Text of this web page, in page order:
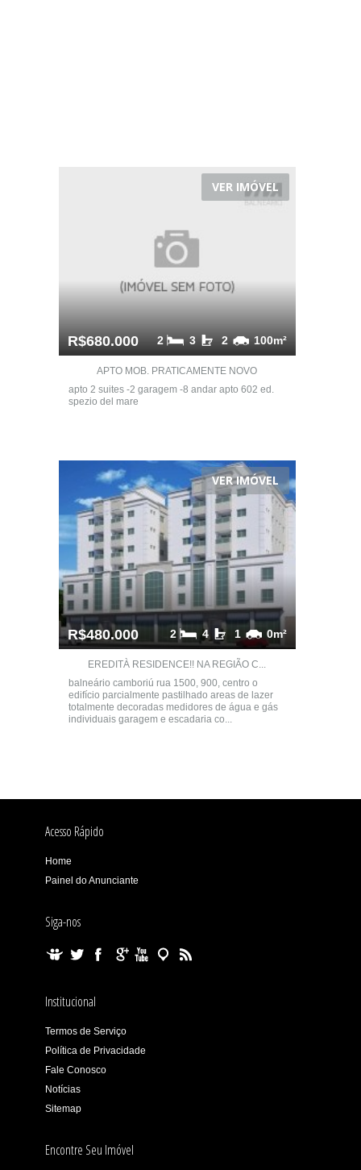
VER IMÓVEL
R$680.000 100m²
2
3
2
APTO MOB. PRATICAMENTE NOVO
apto 2 suites -2 garagem -8 andar apto 602 ed.
spezio del mare
VER IMÓVEL
R$480.000 0m²
1
4
2
EREDITÀ RESIDENCE!! NA REGIÃO C...
balneário camboriú rua 1500, 900, centro o
edifício parcialmente pastilhado areas de lazer
totalmente decoradas medidores de água e gás
individuais garagem e escadaria co...
Acesso Rápido
Home
Painel do Anunciante
Siga-nos
Institucional
Termos de Serviço
Política de Privacidade
Fale Conosco
Notícias
Sitemap
Encontre Seu Imóvel